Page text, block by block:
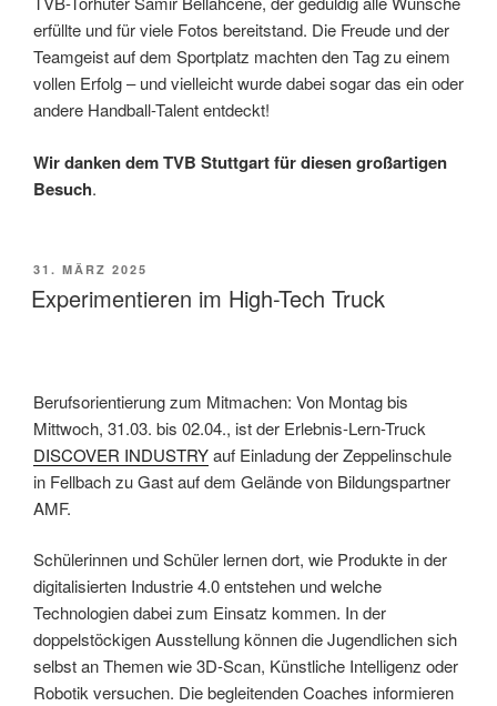
erfüllte und für viele Fotos bereitstand. Die Freude und der
Teamgeist auf dem Sportplatz machten den Tag zu einem
vollen Erfolg – und vielleicht wurde dabei sogar das ein oder
andere Handball-Talent entdeckt!
Wir danken dem TVB Stuttgart für diesen großartigen
Besuch.
VERÖFFENTLICHT
AM
31. MÄRZ 2025
Experimentieren im High-Tech Truck
Berufsorientierung zum Mitmachen: Von Montag bis
Mittwoch, 31.03. bis 02.04., ist der Erlebnis-Lern-Truck
DISCOVER INDUSTRYauf Einladung der Zeppelinschule
in Fellbach zu Gast auf dem Gelände von Bildungspartner
AMF.
Schülerinnen und Schüler lernen dort, wie Produkte in der
digitalisierten Industrie 4.0 entstehen und welche
Technologien dabei zum Einsatz kommen. In der
doppelstöckigen Ausstellung können die Jugendlichen sich
selbst an Themen wie 3D-Scan, Künstliche Intelligenz oder
Robotik versuchen. Die begleitenden Coaches informieren